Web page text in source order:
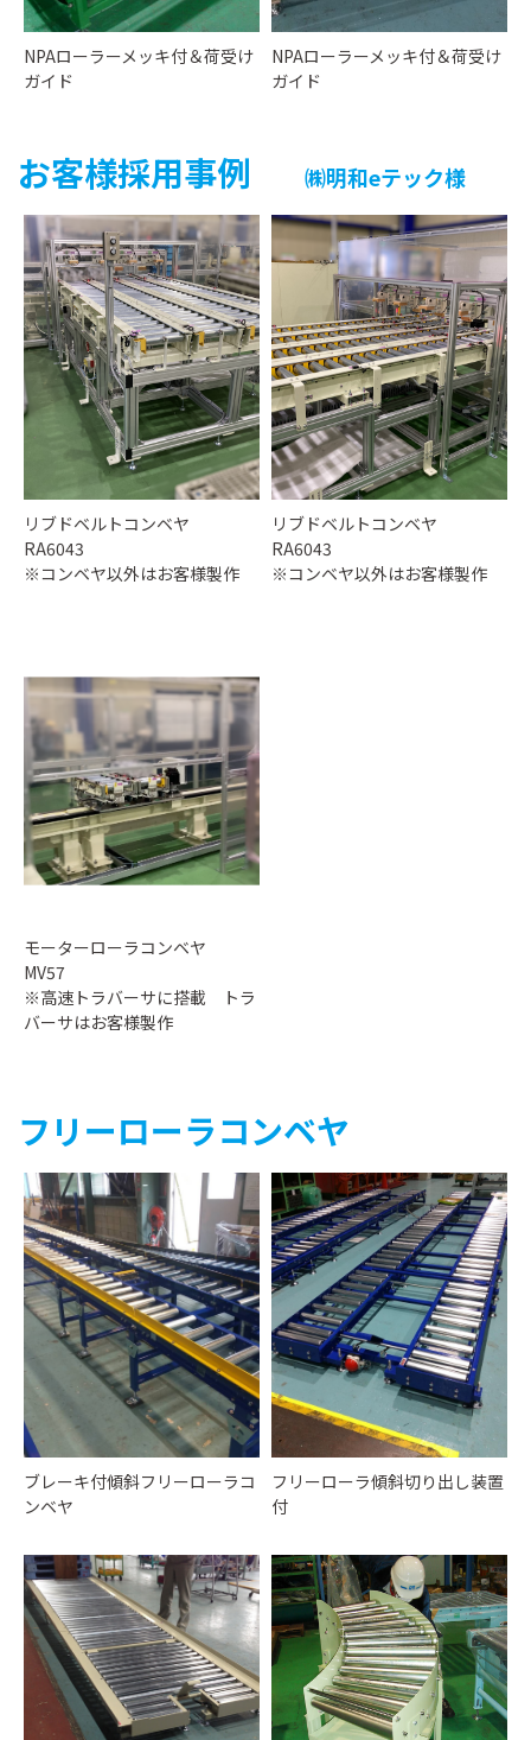
NPAローラーメッキ付＆荷受け
ガイド
NPAローラーメッキ付＆荷受け
ガイド
お客様採用事例 ㈱明和eテック様
リブドベルトコンベヤ
RA6043
※コンベヤ以外はお客様製作
リブドベルトコンベヤ
RA6043
※コンベヤ以外はお客様製作
モーターローラコンベヤ
MV57
※高速トラバーサに搭載 トラ
バーサはお客様製作
フリーローラコンベヤ
ブレーキ付傾斜フリーローラコ
ンベヤ
フリーローラ傾斜切り出し装置
付